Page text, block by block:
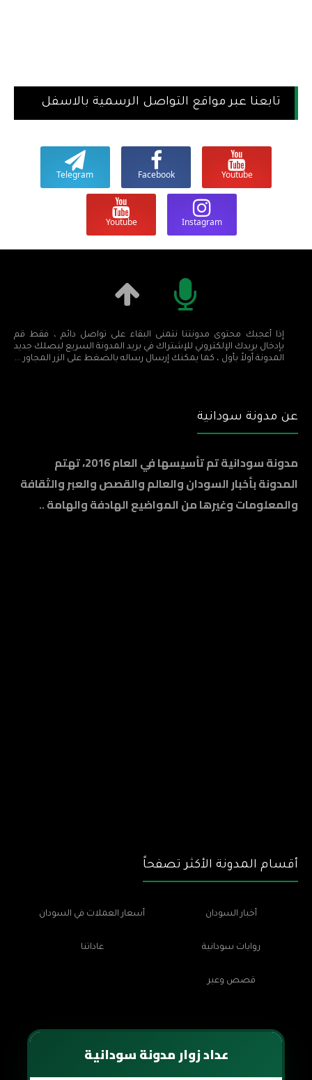
تابعنا عبر مواقع التواصل الرسمية بالاسفل
Youtube
Facebook
Telegram
Instagram
Youtube
إذا أعجبك محتوى مدونتنا نتمنى البقاء على تواصل دائم ، فقط قم
بإدخال بريدك الإلكتروني للإشتراك في بريد المدونة السريع ليصلك جديد
المدونة أولاً بأول ، كما يمكنك إرسال رساله بالضغط على الزر المجاور ...
عن مدونة سودانية
مدونة سودانية تم تأسيسها في العام 2016، تهتم
المدونة بأخبار السودان والعالم والقصص والعبر والثقافة
والمعلومات وغيرها من المواضيع الهادفة والهامة ..
أقسام المدونة الأكثر تصفحاً
أخبار السودان أسعار العملات في السودان
روايات سودانية عاداتنا
قصص وعبر
عداد زوار مدونة سودانية